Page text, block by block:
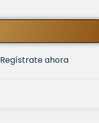
Regístrate ahora